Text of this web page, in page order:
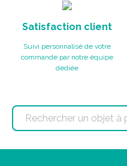
Satisfaction client
Suivi personnalisé de votre
commande par notre équipe
dédiée